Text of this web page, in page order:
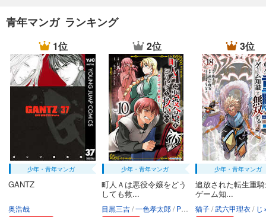
あらすじを表示する
会社をやめて馬主やります！ ― アキコノユメヲ ― 108
110円 (税込)
カート
試し読み
あらすじを表示する
会社をやめて馬主やります！ ― アキコノユメヲ ― 109
110円 (税込)
カート
試し読み
あらすじを表示する
会社をやめて馬主やります！ ― アキコノユメヲ ― 110
青年マンガ ランキング
1位
少年・青年マンガ
GANTZ
奥浩哉
2位
少年・青年マンガ
町人Ａは悪役令嬢をどう
しても救...
目黒三吉 一色孝太郎 Parum
3位
少年・青年マンガ
追放された転生重
ゲーム知...
猫子 武六甲理衣 じゃ